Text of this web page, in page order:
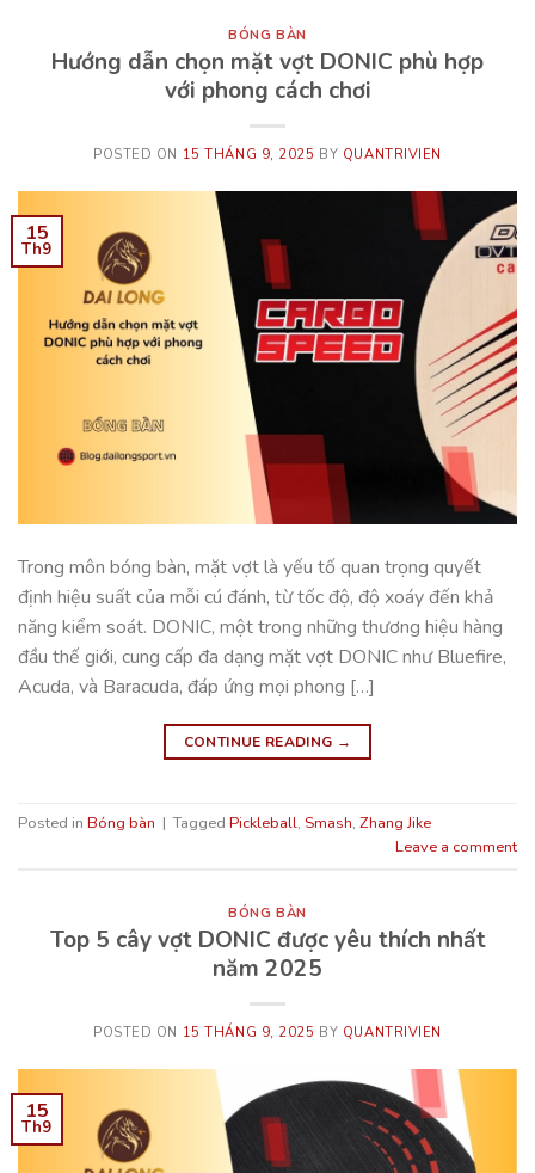
BÓNG BÀN
Hướng dẫn chọn mặt vợt DONIC phù hợp
với phong cách chơi
POSTED ON 15 THÁNG 9, 2025 BY QUANTRIVIEN
15
Th9
Trong môn bóng bàn, mặt vợt là yếu tố quan trọng quyết
định hiệu suất của mỗi cú đánh, từ tốc độ, độ xoáy đến khả
năng kiểm soát. DONIC, một trong những thương hiệu hàng
đầu thế giới, cung cấp đa dạng mặt vợt DONIC như Bluefire,
Acuda, và Baracuda, đáp ứng mọi phong […]
CONTINUE READING →
Posted in Bóng bàn | Tagged Pickleball, Smash, Zhang Jike
Leave a comment
BÓNG BÀN
Top 5 cây vợt DONIC được yêu thích nhất
năm 2025
POSTED ON 15 THÁNG 9, 2025 BY QUANTRIVIEN
15
Th9